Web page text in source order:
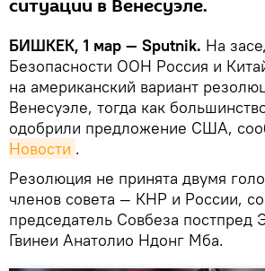
ситуации в Венесуэле.
БИШКЕК, 1 мар — Sputnik. На
Безопасности ООН Россия и
на американский вариант
Венесуэле, тогда как
одобрили предложение США,
Новости .
Резолюция не принята двумя
членов совета — КНР и России,
председатель Совбеза постпред
Гвинеи Анатолио Ндонг Мба.